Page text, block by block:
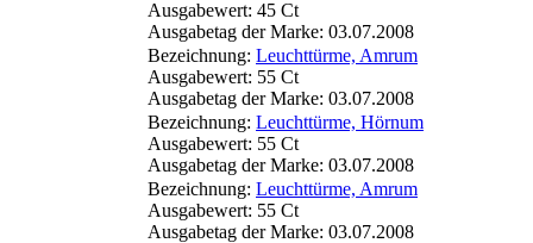
Ausgabewert: 45 Ct
Ausgabetag der Marke: 03.07.2008
Bezeichnung: Leuchttürme, Amrum
Ausgabewert: 55 Ct
Ausgabetag der Marke: 03.07.2008
Bezeichnung: Leuchttürme, Hörnum
Ausgabewert: 55 Ct
Ausgabetag der Marke: 03.07.2008
Bezeichnung: Leuchttürme, Amrum
Ausgabewert: 55 Ct
Ausgabetag der Marke: 03.07.2008